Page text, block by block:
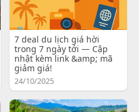
7 deal du lịch giá hời
trong 7 ngày tới — Cập
nhật kèm link &amp; mã
giảm giá!
24/10/2025